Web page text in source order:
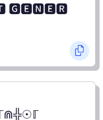
🅶🅴🅽🅴🆁